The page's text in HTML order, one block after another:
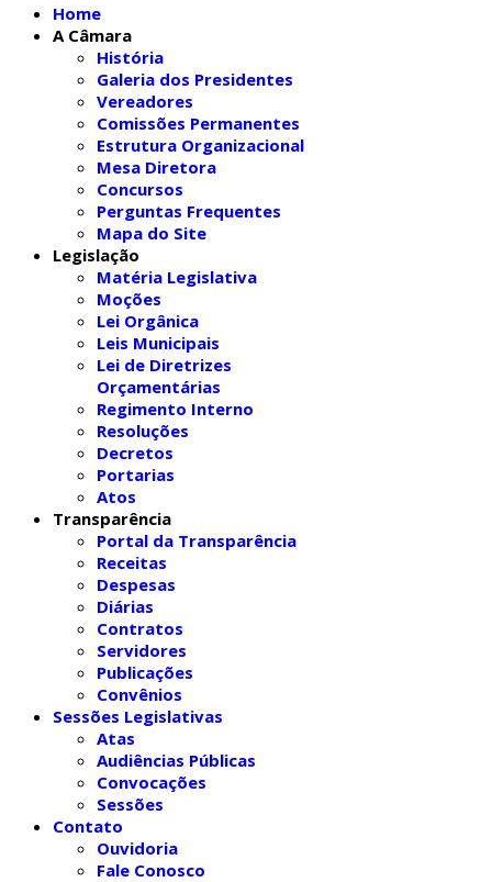
Home
A Câmara
História
Galeria dos Presidentes
Vereadores
Comissões Permanentes
Estrutura Organizacional
Mesa Diretora
Concursos
Perguntas Frequentes
Mapa do Site
Legislação
Matéria Legislativa
Moções
Lei Orgânica
Leis Municipais
Lei de Diretrizes
Orçamentárias
Regimento Interno
Resoluções
Decretos
Portarias
Atos
Transparência
Portal da Transparência
Receitas
Despesas
Diárias
Contratos
Servidores
Publicações
Convênios
Sessões Legislativas
Atas
Audiências Públicas
Convocações
Sessões
Contato
Ouvidoria
Fale Conosco